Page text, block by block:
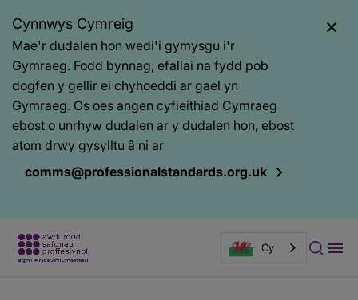
Cynnwys Cymreig
Mae'r dudalen hon wedi'i gymysgu i'r
Gymraeg. Fodd bynnag, efallai na fydd pob
dogfen y gellir ei chyhoeddi ar gael yn
Gymraeg. Os oes angen cyfieithiad Cymraeg
ebost o unrhyw dudalen ar y dudalen hon, ebost
atom drwy gysylltu â ni ar
comms@professionalstandards.org.uk
Cy